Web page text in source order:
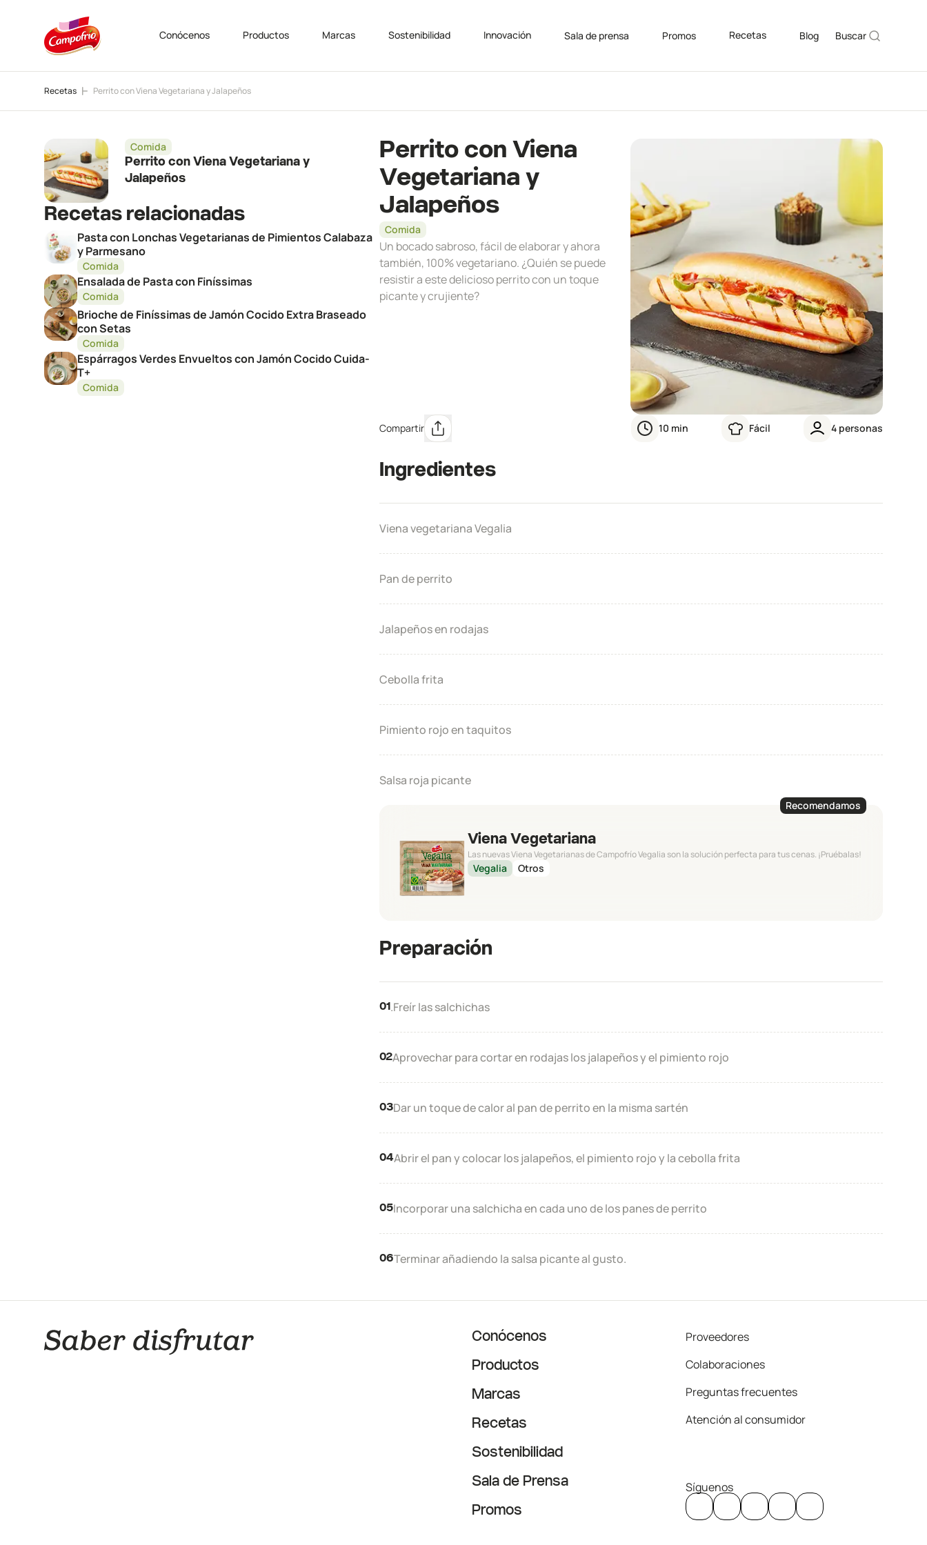
Conócenos Productos Marcas Sostenibilidad Innovación Sala de prensa Promos Recetas Blog Buscar
Recetas Perrito con Viena Vegetariana y Jalapeños
Comida
Perrito con Viena Vegetariana y
Jalapeños
Recetas relacionadas
Pasta con Lonchas Vegetarianas de Pimientos Calabaza
y Parmesano
Comida
Ensalada de Pasta con Finíssimas
Comida
Brioche de Finíssimas de Jamón Cocido Extra Braseado
con Setas
Comida
Espárragos Verdes Envueltos con Jamón Cocido Cuida-
T+
Comida
Perrito con Viena
Vegetariana y
Jalapeños
Comida
Un bocado sabroso, fácil de elaborar y ahora
también, 100% vegetariano. ¿Quién se puede
resistir a este delicioso perrito con un toque
picante y crujiente?
Compartir 10 min Fácil 4 personas
Ingredientes
Viena vegetariana Vegalia​
Pan de perrito​
Jalapeños en rodajas​
Cebolla frita​
Pimiento rojo en taquitos​
Salsa roja picante
Viena Vegetariana
Las nuevas Viena Vegetarianas de Campofrío Vegalia son la solución perfecta para tus cenas. ¡Pruébalas!
Vegalia Otros
Recomendamos
Preparación
01 .Freír las salchichas​
02Aprovechar para cortar en rodajas los jalapeños y el pimiento rojo​
03Dar un toque de calor al pan de perrito en la misma sartén​
04Abrir el pan y colocar los jalapeños, el pimiento rojo y la cebolla frita​
05Incorporar una salchicha en cada uno de los panes de perrito
06Terminar añadiendo la salsa picante al gusto.
Conócenos
Productos
Marcas
Recetas
Sostenibilidad
Sala de Prensa
Promos
Proveedores
Colaboraciones
Preguntas frecuentes
Atención al consumidor
Síguenos